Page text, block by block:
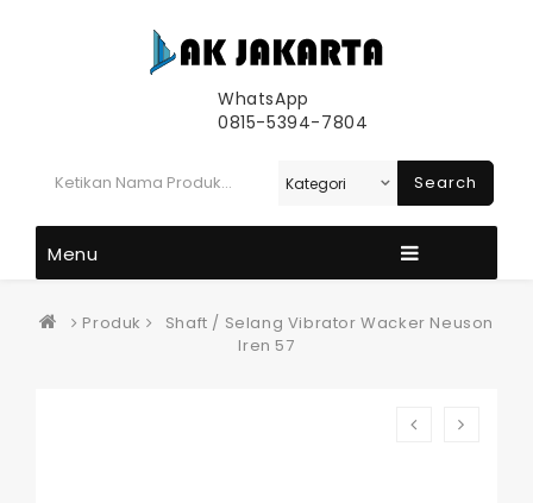
WhatsApp
0815-5394-7804
Search
Menu
Produk
Shaft / Selang Vibrator Wacker Neuson
Iren 57